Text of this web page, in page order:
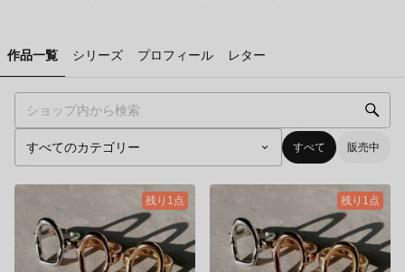
作品一覧 シリーズ プロフィール レター
すべて 販売中
残り1点 残り1点